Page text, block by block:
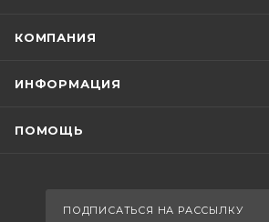
КОМПАНИЯ
ИНФОРМАЦИЯ
ПОМОЩЬ
ПОДПИСАТЬСЯ НА РАССЫЛКУ